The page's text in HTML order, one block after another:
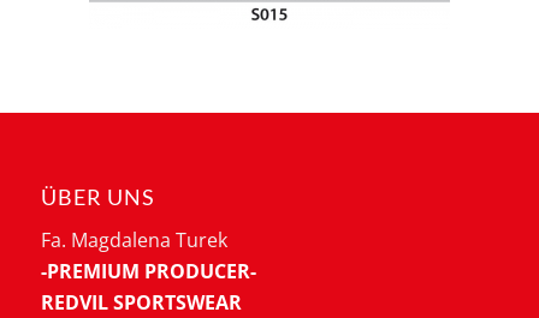
ÜBER UNS
Fa. Magdalena Turek
-PREMIUM PRODUCER-
REDVIL SPORTSWEAR